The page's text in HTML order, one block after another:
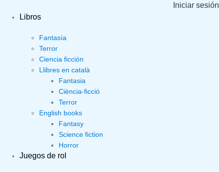
Iniciar sesión
Libros
Fantasía
Terror
Ciencia ficción
Llibres en català
Fantasia
Ciència-ficció
Terror
English books
Fantasy
Science fiction
Horror
Juegos de rol